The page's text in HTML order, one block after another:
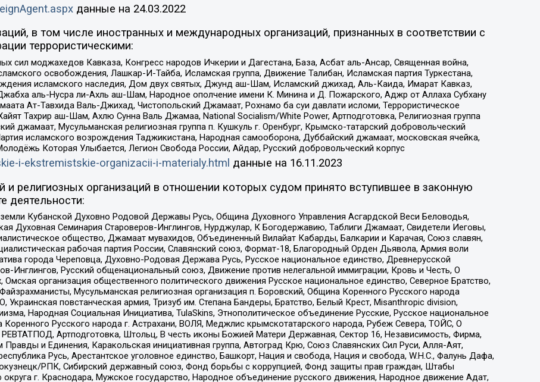
данные на 24.03.2022
в том числе иностранных и международных организаций, признанных в соответствии с
террористическими:
моджахедов Кавказа, Конгресс народов Ичкерии и Дагестана, База, Асбат аль-Ансар, Священная война,
освобождения, Лашкар-И-Тайба, Исламская группа, Движение Талибан, Исламская партия Туркестана,
исламского наследия, Дом двух святых, Джунд аш-Шам, Исламский джихад, Аль-Каида, Имарат Кавказ,
аль-Нусра ли-Ахль аш-Шам, Народное ополчение имени К. Минина и Д. Пожарского, Аджр от Аллаха Субхану
Ат-Тавхида Валь-Джихад, Чистопольский Джамаат, Рохнамо ба суи давлати исломи, Террористическое
Тахрир аш-Шам, Ахлю Сунна Валь Джамаа, National Socialism/White Power, Артподготовка, Религиозная группа
джамаат, Мусульманская религиозная группа п. Кушкуль г. Оренбург, Крымско-татарский добровольческий
исламского возрождения Таджикистана, Народная самооборона, Дуббайский джамаат, московская ячейка,
Которая Улыбается, Легион Свобода России, Айдар, Русский добровольческий корпус
i-ekstremistskie-organizacii-i-materialy.html данные на 16.11.2023
религиозных организаций в отношении которых судом принято вступившее в законную
деятельности:
Кубанской Духовно Родовой Державы Русь, Община Духовного Управления Асгардской Веси Беловодья,
Духовная Семинария Староверов-Инглингов, Нурджулар, К Богодержавию, Таблиги Джамаат, Свидетели Иеговы,
общество, Джамаат мувахидов, Объединенный Вилайат Кабарды, Балкарии и Карачая, Союз славян,
рабочая партия России, Славянский союз, Формат-18, Благородный Орден Дьявола, Армия воли
города Череповца, Духовно-Родовая Держава Русь, Русское национальное единство, Древнерусской
Инглингов, Русский общенациональный союз, Движение против нелегальной иммиграции, Кровь и Честь, О
организация общественного политического движения Русское национальное единство, Северное Братство,
Мусульманская религиозная организация п. Боровский, Община Коренного Русского народа
повстанческая армия, Тризуб им. Степана Бандеры, Братство, Белый Крест, Misanthropic division,
Народная Социальная Инициатива, TulaSkins, Этнополитическое объединение Русские, Русское национальное
Русского народа г. Астрахани, ВОЛЯ, Меджлис крымскотатарского народа, Рубеж Севера, ТОЙС, О
РЕВТАТПОД, Артподготовка, Штольц, В честь иконы Божией Матери Державная, Сектор 16, Независимость, Фирма,
и Единения, Каракольская инициативная группа, Автоград Крю, Союз Славянских Сил Руси, Алля-Аят,
Русь, Арестантское уголовное единство, Башкорт, Нация и свобода, Нация и свобода, W.H.С., Фалунь Дафа,
РПК, Сибирский державный союз, Фонд борьбы с коррупцией, Фонд защиты прав граждан, Штабы
г. Краснодара, Мужское государство, Народное объединение русского движения, Народное движение Адат,